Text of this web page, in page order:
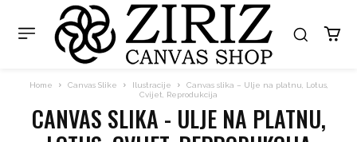
Home Canvas Slike Ilustracije
Canvas slika – Ulje na platnu, Lotus,
Cvijet, Reprodukcija
CANVAS SLIKA - ULJE NA PLATNU,